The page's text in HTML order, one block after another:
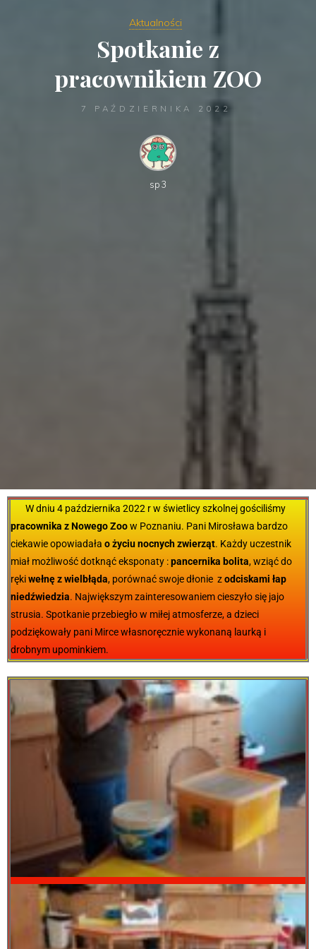
Aktualności
Spotkanie z
pracownikiem ZOO
7 PAŹDZIERNIKA 2022
sp3
W dniu 4 października 2022 r w świetlicy szkolnej gościliśmy
pracownika z Nowego Zoow Poznaniu. Pani Mirosława bardzo
ciekawie opowiadała o życiu nocnych zwierząt. Każdy uczestnik
miał możliwość dotknąć eksponaty :pancernika bolita, wziąć do
rękiwełnę z wielbłąda, porównać swoje dłonie zodciskami łap
niedźwiedzia. Największym zainteresowaniem cieszyło się jajo
strusia. Spotkanie przebiegło w miłej atmosferze, a dzieci
podziękowały pani Mirce własnoręcznie wykonaną laurką i
drobnym upominkiem.